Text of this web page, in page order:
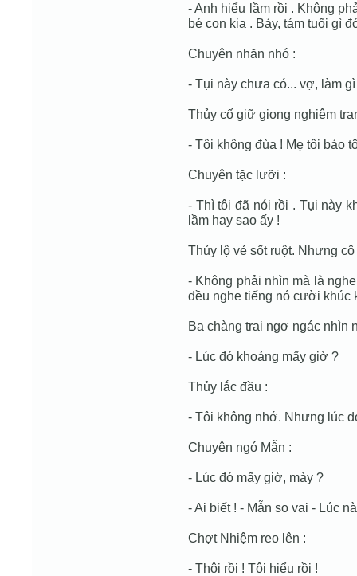
- Anh hiểu lầm rồi . Không
bé con kia . Bảy, tám tuổi gì
Chuyên nhăn nhó :
- Tụi này chưa có... vợ, làm
Thủy cố giữ giọng nghiêm
- Tôi không đùa ! Mẹ tôi bảo
Chuyên tặc lưỡi :
- Thì tôi đã nói rồi . Tụi này
lầm hay sao ấy !
Thủy lộ vẻ sốt ruột. Nhưng
- Không phải nhìn mà là
đều nghe tiếng nó cười khúc
Ba chàng trai ngơ ngác nhìn
- Lúc đó khoảng mấy giờ ?
Thủy lắc đầu :
- Tôi không nhớ. Nhưng lúc
Chuyên ngó Mẫn :
- Lúc đó mấy giờ, mày ?
- Ai biết ! - Mẫn so vai - Lúc
Chợt Nhiệm reo lên :
- Thôi rồi ! Tôi hiểu rồi !